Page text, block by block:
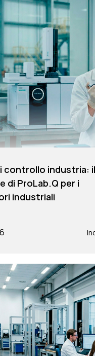
controllo industria: il
di ProLab.Q per i
industriali